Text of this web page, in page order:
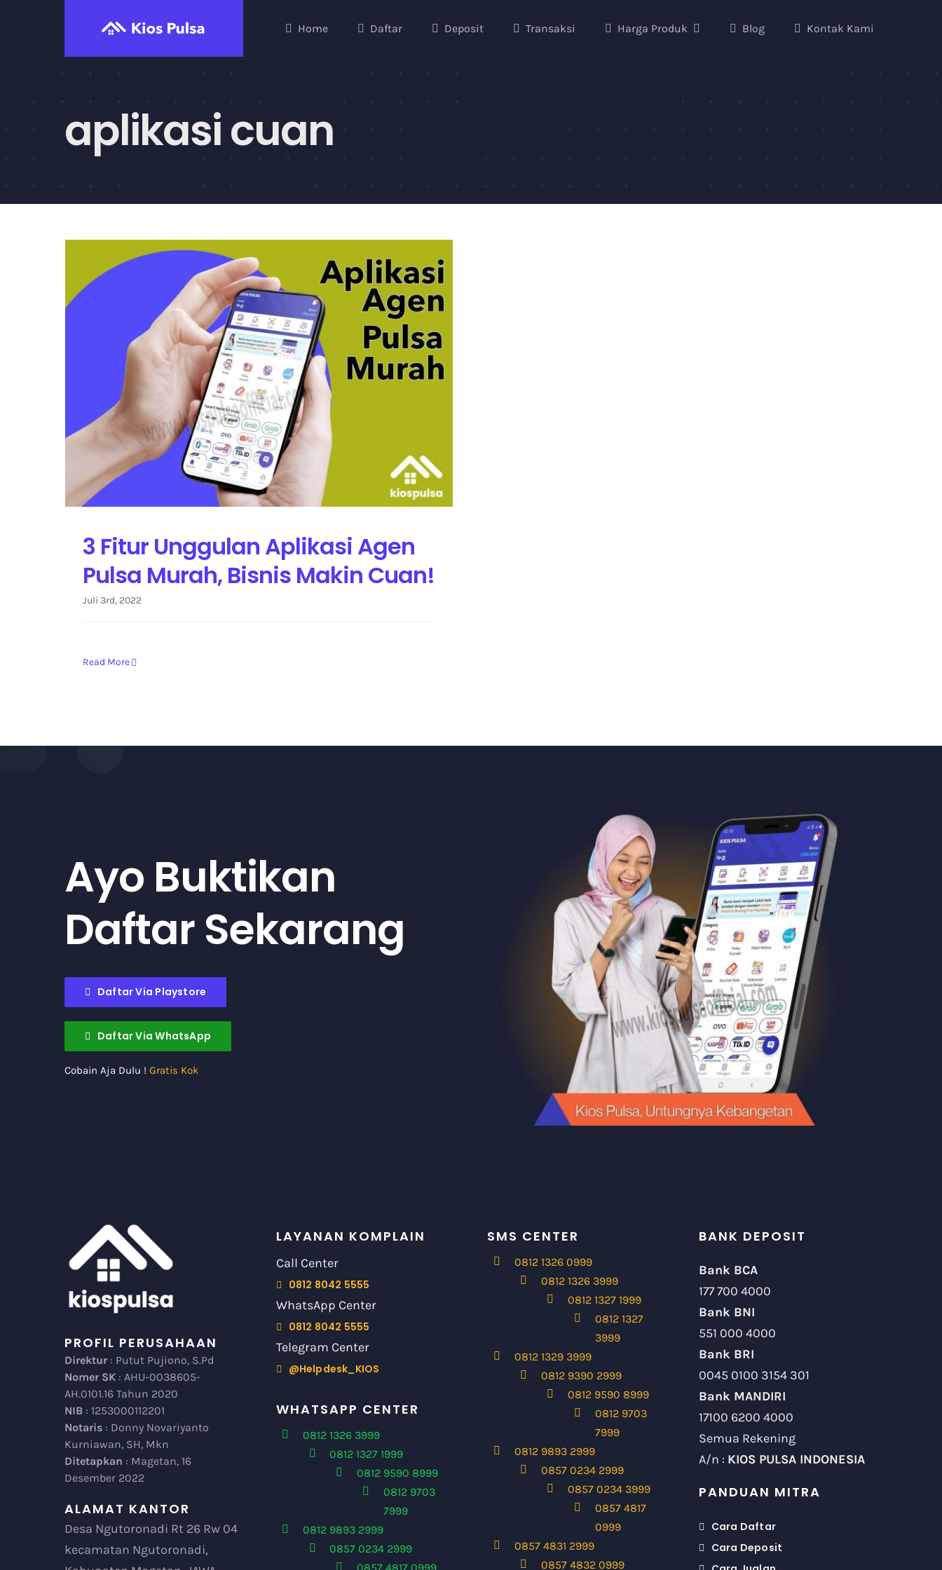
Home Daftar Deposit Transaksi Harga Produk Blog Kontak Kami
aplikasi cuan
3 Fitur Unggulan Aplikasi Agen
Pulsa Murah, Bisnis Makin Cuan!
Juli 3rd, 2022
Read More
Ayo Buktikan
Daftar Sekarang
Daftar Via Playstore
Daftar Via WhatsApp
Cobain Aja Dulu ! Gratis Kok
PROFIL PERUSAHAAN
Direktur : Putut Pujiono, S.Pd
Nomer SK : AHU-0038605-
AH.0101.16 Tahun 2020
NIB: 1253000112201
Notaris: Donny Novariyanto
Kurniawan, SH, Mkn
Ditetapkan : Magetan, 16
Desember 2022
ALAMAT KANTOR
Desa Ngutoronadi Rt 26 Rw 04
kecamatan Ngutoronadi,
LAYANAN KOMPLAIN
Call Center
0812 8042 5555
WhatsApp Center
0812 8042 5555
Telegram Center
@Helpdesk_KIOS
WHATSAPP CENTER
0812 1326 3999
0812 1327 1999
0812 9590 8999
0812 9703
7999
0812 9893 2999
0857 0234 2999
0857 4817 0999
SMS CENTER
0812 1326 0999
0812 1326 3999
0812 1327 1999
0812 1327
3999
0812 1329 3999
0812 9390 2999
0812 9590 8999
0812 9703
7999
0812 9893 2999
0857 0234 2999
0857 0234 3999
0857 4817
0999
0857 4831 2999
0857 4832 0999
BANK DEPOSIT
Bank BCA
177 700 4000
Bank BNI
551 000 4000
Bank BRI
0045 0100 3154 301
Bank MANDIRI
17100 6200 4000
Semua Rekening
A/n : KIOS PULSA INDONESIA
PANDUAN MITRA
Cara Daftar
Cara Deposit